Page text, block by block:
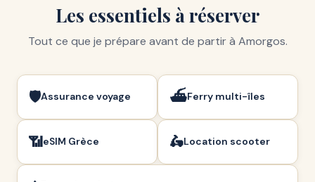
Les essentiels à réserver
Tout ce que je prépare avant de partir à Amorgos.
🛡️Assurance voyage ⛴️Ferry multi-îles
📶eSIM Grèce 🛵Location scooter